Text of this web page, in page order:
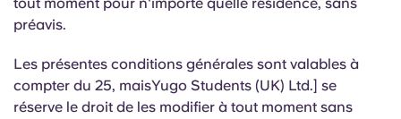
préavis.
Les présentes conditions générales sont valables à
compter du 25, maisYugo Students (UK) Ltd.] se
réserve le droit de les modifier à tout moment sans